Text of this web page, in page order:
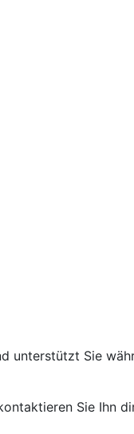
unterstützt Sie
Sie Ihn